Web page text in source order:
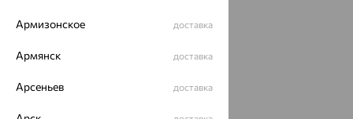
Армизонское доставка
Армянск доставка
Арсеньев доставка